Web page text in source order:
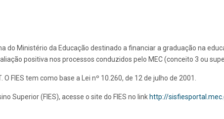
do Ministério da Educação destinado a financiar a graduação na
positiva nos processos conduzidos pelo MEC (conceito 3 ou
FIES tem como base a Lei nº 10.260, de 12 de julho de 2001.
Superior (FIES), acesse o site do FIES no link http://